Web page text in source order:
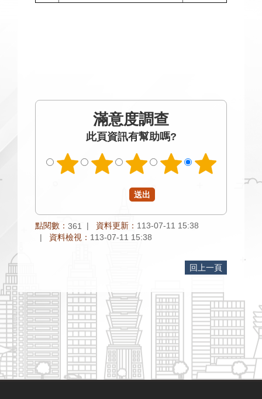
滿意度調查
此頁資訊有幫助嗎?
點閱數： 361 資料更新： 113-07-11 15:38
資料檢視： 113-07-11 15:38
回上一頁